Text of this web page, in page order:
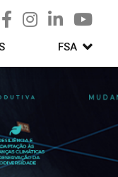
FSA